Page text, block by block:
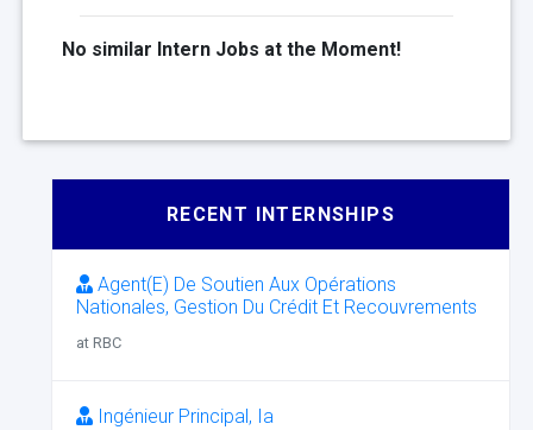
No similar Intern Jobs at the Moment!
RECENT INTERNSHIPS
Agent(E) De Soutien Aux Opérations
Nationales, Gestion Du Crédit Et Recouvrements
at RBC
Ingénieur Principal, Ia